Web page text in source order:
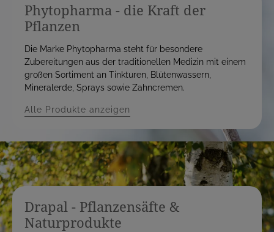
Phytopharma - die Kraft der
Pflanzen
Die Marke Phytopharma steht für besondere
Zubereitungen aus der traditionellen Medizin mit einem
großen Sortiment an Tinkturen, Blütenwassern,
Mineralerde, Sprays sowie Zahncremen.
Alle Produkte anzeigen
Drapal - Pflanzensäfte &
Naturprodukte